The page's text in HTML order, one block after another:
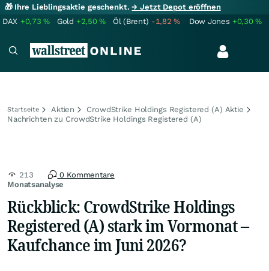
🎁 Ihre Lieblingsaktie geschenkt.→ Jetzt Depot eröffnen
DAX +0,73% Gold +2,50% Öl (Brent) -1,82% Dow Jones +0,30%
Startseite Aktien
CrowdStrike Holdings Registered (A) Aktie
Nachrichten zu CrowdStrike Holdings Registered (A)
Monatsanalyse
213 0 Kommentare
Rückblick: CrowdStrike Holdings
Registered (A) stark im Vormonat –
Kaufchance im Juni 2026?